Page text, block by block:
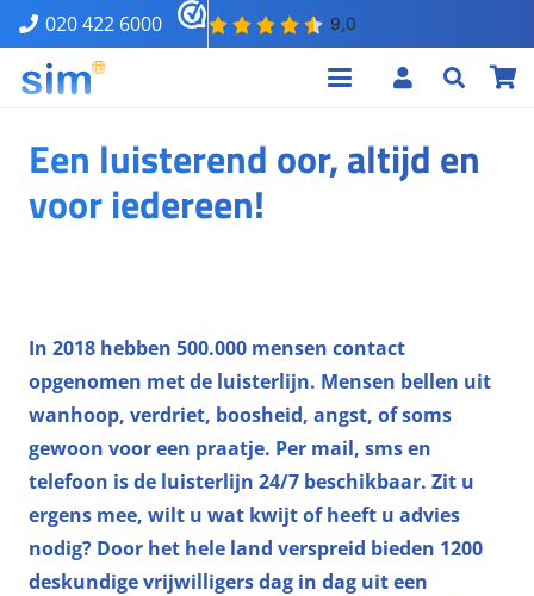
020 422 6000
Een luisterend oor, altijd en
voor iedereen!
In 2018 hebben 500.000 mensen contact
opgenomen met de luisterlijn. Mensen bellen uit
wanhoop, verdriet, boosheid, angst, of soms
gewoon voor een praatje. Per mail, sms en
telefoon is de luisterlijn 24/7 beschikbaar. Zit u
ergens mee, wilt u wat kwijt of heeft u advies
nodig? Door het hele land verspreid bieden 1200
deskundige vrijwilligers dag in dag uit een